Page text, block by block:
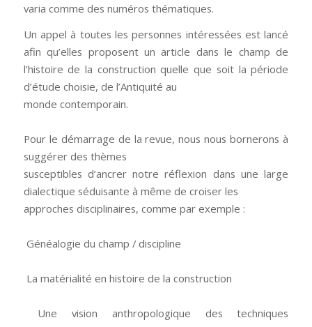
varia comme des numéros thématiques.
Un appel à toutes les personnes intéressées est lancé
afin qu’elles proposent un article dans le champ de
l’histoire de la construction quelle que soit la période
d’étude choisie, de l’Antiquité au
monde contemporain.
Pour le démarrage de la revue, nous nous bornerons à
suggérer des thèmes
susceptibles d’ancrer notre réflexion dans une large
dialectique séduisante à même de croiser les
approches disciplinaires, comme par exemple :
Généalogie du champ / discipline
La matérialité en histoire de la construction
Une vision anthropologique des techniques